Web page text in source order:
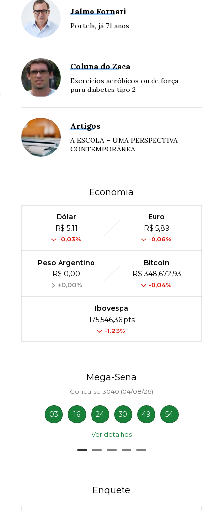
Jalmo Fornari
Portela, já 71 anos
Coluna do Zaca
Exercícios aeróbicos ou de força
para diabetes tipo 2
Artigos
A ESCOLA – UMA PERSPECTIVA
CONTEMPORÂNEA
Economia
Dólar
R$ 5,11
-0,03%
Euro
R$ 5,89
-0,06%
Peso Argentino
R$ 0,00
+0,00%
Bitcoin
R$ 348,672,93
-0,04%
Ibovespa
175,546,36 pts
-1.23%
Mega-Sena
Concurso 3040 (04/08/26)
03 16 24 30 49 54
Ver detalhes
Enquete